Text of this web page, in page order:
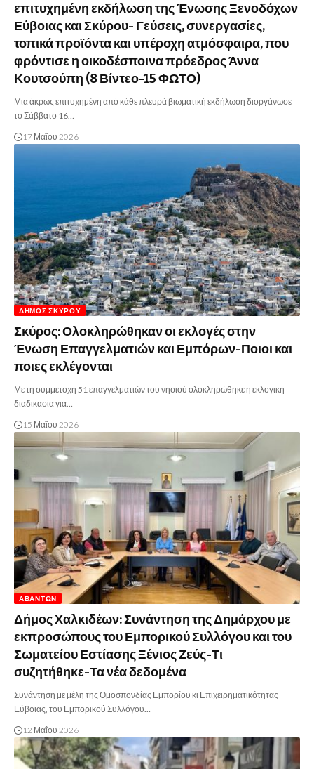
επιτυχημένη εκδήλωση της Ένωσης Ξενοδόχων
Εύβοιας και Σκύρου- Γεύσεις, συνεργασίες,
τοπικά προϊόντα και υπέροχη ατμόσφαιρα, που
φρόντισε η οικοδέσποινα πρόεδρος Άννα
Κουτσούπη (8 Βίντεο-15 ΦΩΤΟ)
Μια άκρως επιτυχημένη από κάθε πλευρά βιωματική εκδήλωση διοργάνωσε
το Σάββατο 16…
17 Μαΐου 2026
ΔΉΜΟΣ ΣΚΎΡΟΥ
Σκύρος: Ολοκληρώθηκαν οι εκλογές στην
Ένωση Επαγγελματιών και Εμπόρων-Ποιοι και
ποιες εκλέγονται
Με τη συμμετοχή 51 επαγγελματιών του νησιού ολοκληρώθηκε η εκλογική
διαδικασία για…
15 Μαΐου 2026
ΑΒΆΝΤΩΝ
Δήμος Χαλκιδέων: Συνάντηση της Δημάρχου με
εκπροσώπους του Εμπορικού Συλλόγου και του
Σωματείου Εστίασης Ξένιος Ζεύς-Τι
συζητήθηκε-Τα νέα δεδομένα
Συνάντηση με μέλη της Ομοσπονδίας Εμπορίου κι Επιχειρηματικότητας
Εύβοιας, του Εμπορικού Συλλόγου…
12 Μαΐου 2026